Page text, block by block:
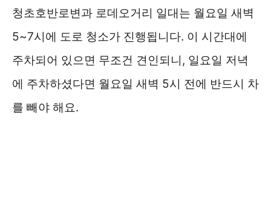
청초호반로변과 로데오거리 일대는 월요일 새벽
5~7시에 도로 청소가 진행됩니다. 이 시간대에
주차되어 있으면 무조건 견인되니, 일요일 저녁
에 주차하셨다면 월요일 새벽 5시 전에 반드시 차
를 빼야 해요.